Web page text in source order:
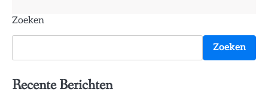
Zoeken
Zoeken
Recente Berichten